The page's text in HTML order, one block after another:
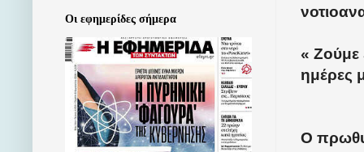
« Ζούμε
ημέρες
Ο
Οι εφημερίδες σήμερα